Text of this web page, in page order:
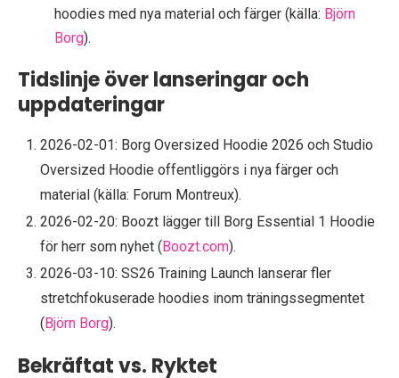
hoodies med nya material och färger (källa: Björn
Borg).
Tidslinje över lanseringar och
uppdateringar
2026-02-01: Borg Oversized Hoodie 2026 och Studio
Oversized Hoodie offentliggörs i nya färger och
material (källa: Forum Montreux).
2026-02-20: Boozt lägger till Borg Essential 1 Hoodie
för herr som nyhet (Boozt.com).
2026-03-10: SS26 Training Launch lanserar fler
stretchfokuserade hoodies inom träningssegmentet
(Björn Borg).
Bekräftat vs. Ryktet